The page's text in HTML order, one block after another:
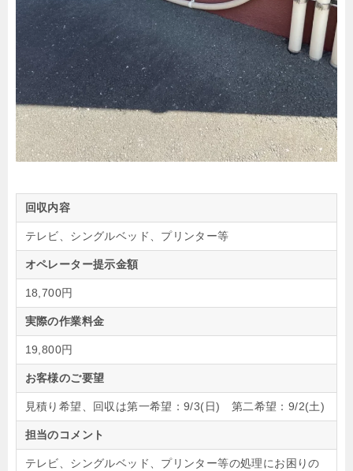
回収内容
テレビ、シングルベッド、プリンター等
オペレーター提示金額
18,700円
実際の作業料金
19,800円
お客様のご要望
見積り希望、回収は第一希望：9/3(日) 第二希望：9/2(土)
担当のコメント
テレビ、シングルベッド、プリンター等の処理にお困りの